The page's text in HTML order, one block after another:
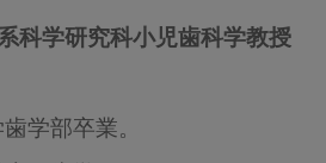
科学研究科小児歯科学教授
学部卒業。